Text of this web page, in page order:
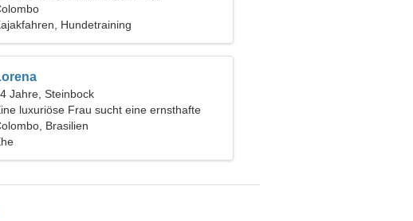
Hundetraining
Jahre, Steinbock
luxuriöse Frau sucht eine ernsthafte
Brasilien